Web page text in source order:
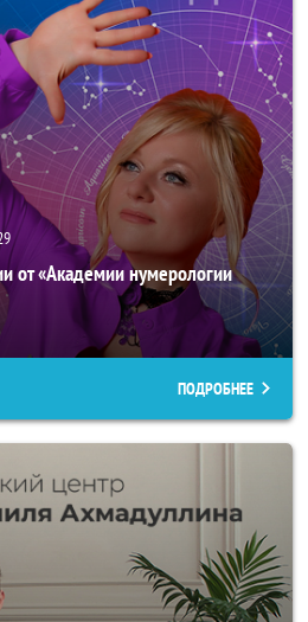
от «Академии нумерологии
ПОДРОБНЕЕ